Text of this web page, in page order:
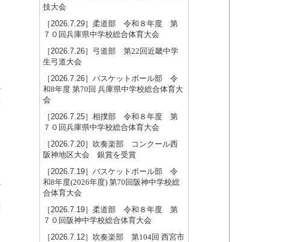
技大会
［2026.7.29］ 柔道部 令和８年度 第
７０回兵庫県中学校総合体育大会
［2026.7.26］ 弓道部 第22回近畿中学
生弓道大会
［2026.7.26］ バスケットボール部 令
和8年度 第70回 兵庫県中学校総合体育大
会
［2026.7.25］ 相撲部 令和８年度 第
７０回兵庫県中学校総合体育大会
［2026.7.20］ 吹奏楽部 コンクール西
阪神地区大会 銀賞を受賞
［2026.7.19］ バスケットボール部 令
和8年度(2026年度) 第70回阪神中学校総
合体育大会
［2026.7.19］ 柔道部 令和８年度 第
７０回阪神中学校総合体育大会
［2026.7.12］ 吹奏楽部 第104回 西宮市